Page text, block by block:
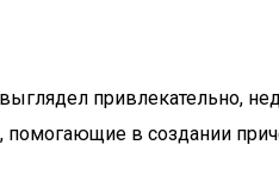
привлекательно,
помогающие в создании